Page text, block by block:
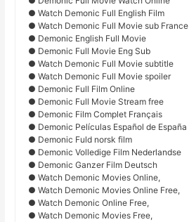
● Watch Demonic Full English Film
● Watch Demonic Full Movie sub France
● Demonic English Full Movie
● Demonic Full Movie Eng Sub
● Watch Demonic Full Movie subtitle
● Watch Demonic Full Movie spoiler
● Demonic Full Film Online
● Demonic Full Movie Stream free
● Demonic Film Complet Français
● Demonic Películas Español de España
● Demonic Fuld norsk film
● Demonic Volledige Film Nederlandse
● Demonic Ganzer Film Deutsch
● Watch Demonic Movies Online,
● Watch Demonic Movies Online Free,
● Watch Demonic Online Free,
● Watch Demonic Movies Free,